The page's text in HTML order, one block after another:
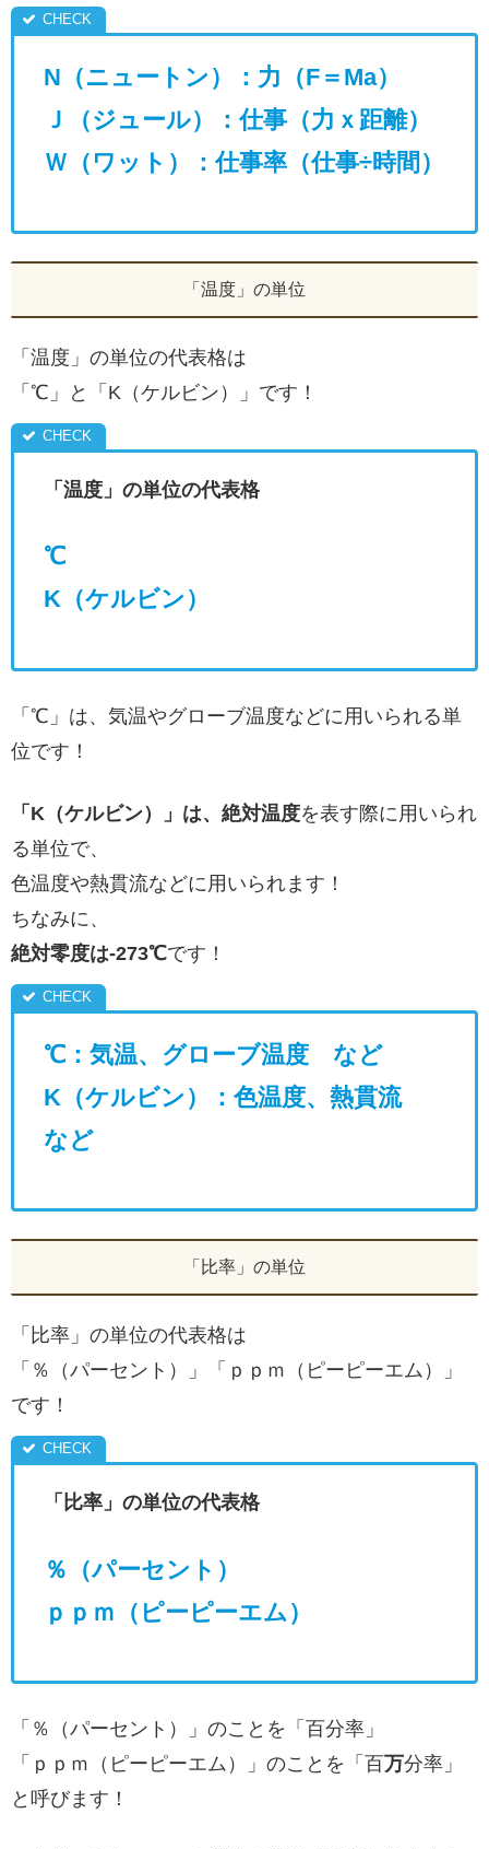
N（ニュートン）：力（F＝Ma）
Ｊ（ジュール）：仕事（力ｘ距離）
Ｗ（ワット）：仕事率（仕事÷時間）
「温度」の単位
「温度」の単位の代表格は
「℃」と「K（ケルビン）」です！
「温度」の単位の代表格
℃
K（ケルビン）
「℃」は、気温やグローブ温度などに用いられる単
位です！
「K（ケルビン）」は、絶対温度を表す際に用いられ
る単位で、
色温度や熱貫流などに用いられます！
ちなみに、
絶対零度は-273℃です！
℃：気温、グローブ温度 など
K（ケルビン）：色温度、熱貫流
など
「比率」の単位
「比率」の単位の代表格は
「％（パーセント）」「ｐｐｍ（ピーピーエム）」
です！
「比率」の単位の代表格
％（パーセント）
ｐｐｍ（ピーピーエム）
「％（パーセント）」のことを「百分率」
「ｐｐｍ（ピーピーエム）」のことを「百万分率」
と呼びます！